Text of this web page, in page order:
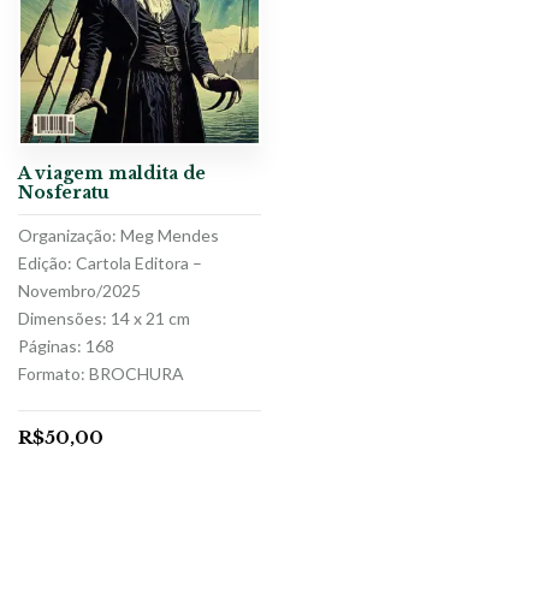
A viagem maldita de
Nosferatu
Organização: Meg Mendes
Edição: Cartola Editora –
Novembro/2025
Dimensões: 14 x 21 cm
Páginas: 168
Formato: BROCHURA
R$50,00